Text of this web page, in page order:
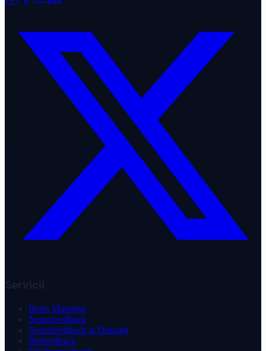
Servicii
Brain Mapping
Neurofeedback
Neurofeedback la Distanță
Biofeedback